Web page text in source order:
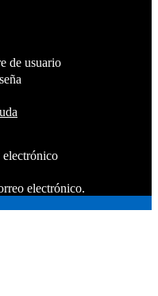
de usuario
electrónico
electrónico.